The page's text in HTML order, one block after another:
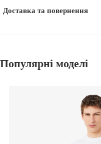
Доставка та повернення
Популярні моделі